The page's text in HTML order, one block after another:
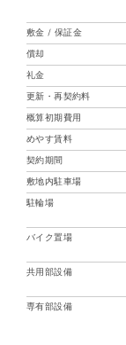
敷金 / 保証金
償却
礼金
更新・再契約料
概算初期費用
めやす賃料
契約期間
敷地内駐車場
駐輪場
バイク置場
共用部設備
専有部設備